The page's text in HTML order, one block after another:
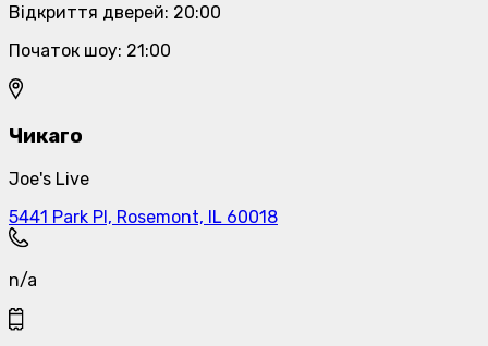
Відкриття дверей: 20:00
Початок шоу: 21:00
Чикаго
Joe's Live
5441 Park Pl, Rosemont, IL 60018
n/a